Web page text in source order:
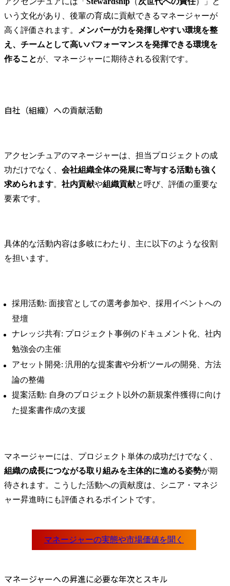
いう文化があり、後輩の育成に貢献できるマネージャーが
高く評価されます。
メンバーが力を発揮しやすい環境を整
え、チームとして高いパフォーマンスを発揮できる環境を
作ることが、マネージャーに期待される役割です。
自社（組織）への貢献活動
アクセンチュアのマネージャーは、担当プロジェクトの成
功だけでなく、 会社組織全体の発展に寄与する活動も強く
求められます。 社内貢献や組織貢献と呼び、評価の重要な
要素です。
具体的な活動内容は多岐にわたり、主に以下のような役割
を担います。
採用活動: 面接官としての選考参加や、採用イベントへの
登壇
ナレッジ共有: プロジェクト事例のドキュメント化、社内
勉強会の主催
アセット開発: 汎用的な提案書や分析ツールの開発、方法
論の整備
提案活動: 自身のプロジェクト以外の新規案件獲得に向け
た提案書作成の支援
マネージャーには、プロジェクト単体の成功だけでなく、
組織の成長につながる取り組みを主体的に進める姿勢が期
待されます。こうした活動への貢献度は、シニア・マネジ
ャー昇進時にも評価されるポイントです。
マネージャーへの昇進に必要な年次とスキル